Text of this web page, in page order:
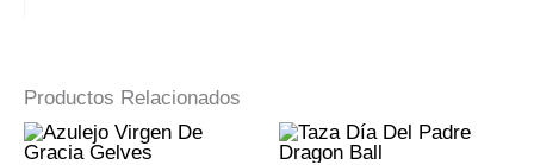
Productos Relacionados